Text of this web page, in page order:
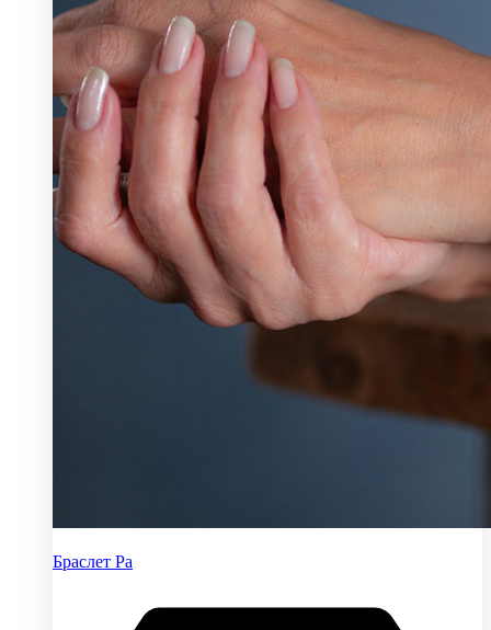
Браслет Ра